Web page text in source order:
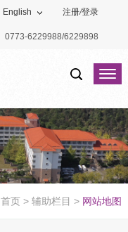
注册/登录
English
0773-6229988/6229898
首页 >辅助栏目 > 网站地图